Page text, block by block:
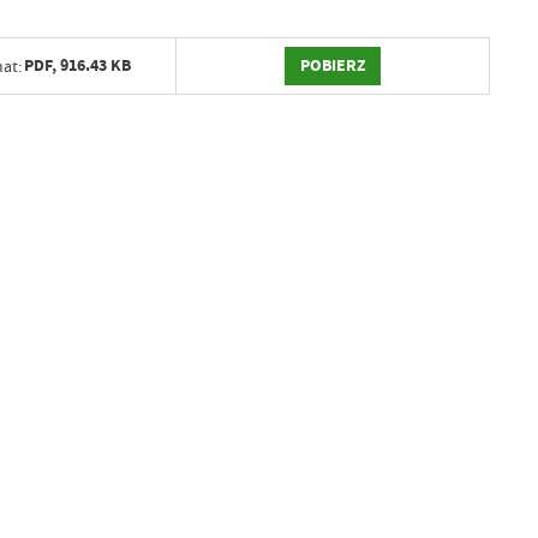
PDF,916.43 KB POBIERZ